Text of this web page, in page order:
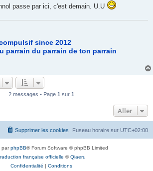
passe par ici, c'est demain. U.U
since 2012
parrain du parrain de ton parrain
2 messages • Page 1 sur 1
Aller
Fuseau horaire sur UTC+02:00
Supprimer les cookies
parphpBB® Forum Software © phpBB Limited
française officielle ©Qiaeru
Confidentialité | Conditions